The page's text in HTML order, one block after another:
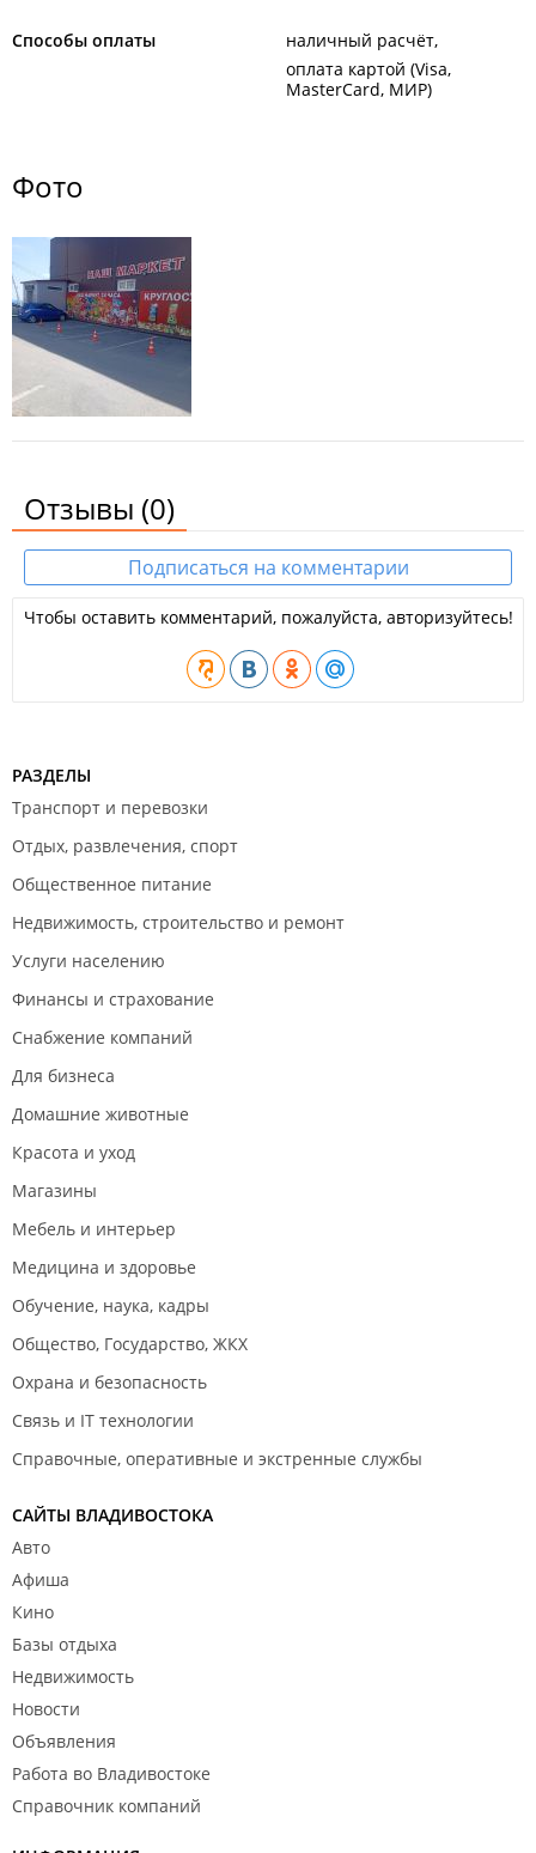
Способы оплаты
наличный расчёт
оплата картой (Visa,
MasterCard, МИР)
Фото
Отзывы (0)
Подписаться на комментарии
Чтобы оставить комментарий, пожалуйста, авторизуйтесь!
РАЗДЕЛЫ
Транспорт и перевозки
Отдых, развлечения, спорт
Общественное питание
Недвижимость, строительство и ремонт
Услуги населению
Финансы и страхование
Снабжение компаний
Для бизнеса
Домашние животные
Красота и уход
Магазины
Мебель и интерьер
Медицина и здоровье
Обучение, наука, кадры
Общество, Государство, ЖКХ
Охрана и безопасность
Связь и IT технологии
Справочные, оперативные и экстренные службы
САЙТЫ ВЛАДИВОСТОКА
Авто
Афиша
Кино
Базы отдыха
Недвижимость
Новости
Объявления
Работа во Владивостоке
Справочник компаний